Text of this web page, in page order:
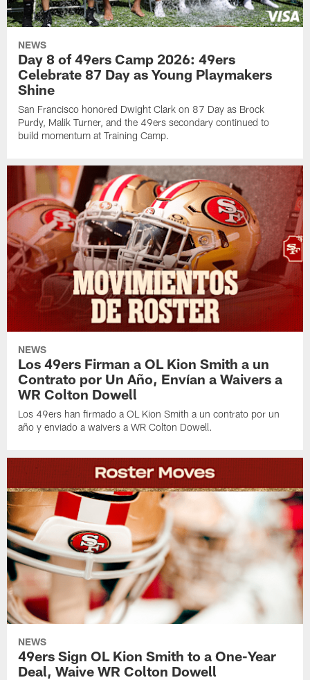
NEWS
Day 8 of 49ers Camp 2026: 49ers
Celebrate 87 Day as Young Playmakers
Shine
San Francisco honored Dwight Clark on 87 Day as Brock
Purdy, Malik Turner, and the 49ers secondary continued to
build momentum at Training Camp.
NEWS
Los 49ers Firman a OL Kion Smith a un
Contrato por Un Año, Envían a Waivers a
WR Colton Dowell
Los 49ers han firmado a OL Kion Smith a un contrato por un
año y enviado a waivers a WR Colton Dowell.
NEWS
49ers Sign OL Kion Smith to a One-Year
Deal, Waive WR Colton Dowell